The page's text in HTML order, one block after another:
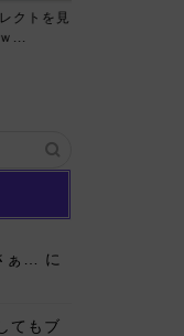
クトを見
...
ぁ…
に
てもブ